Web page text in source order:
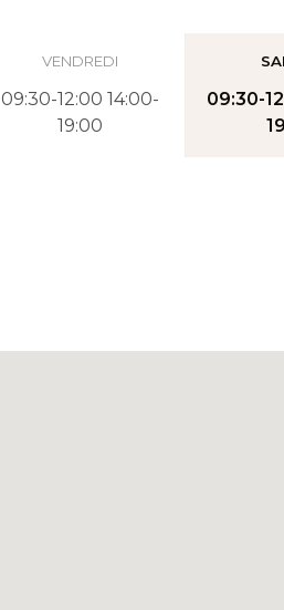
VENDREDI
09:30-12:00 14:00-
19:00
09:30-